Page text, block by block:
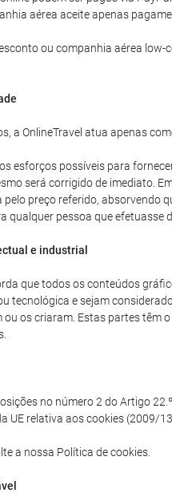
aérea aceite apenas
ou companhia aérea low-
a OnlineTravel atua apenas
esforços possíveis para
será corrigido de imediato.
pelo preço referido, absorvendo
qualquer pessoa que efetuasse
e industrial
que todos os conteúdos
tecnológica e sejam
ou os criaram. Estas partes têm
no número 2 do Artigo
UE relativa aos cookies (2009/
a nossa Política de cookies.